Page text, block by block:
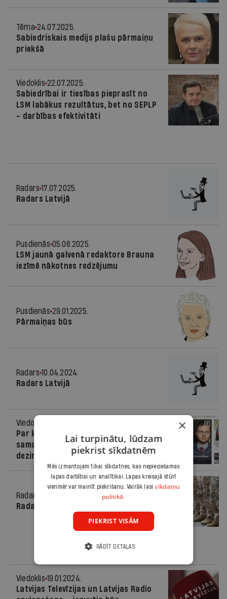
Tēma 24.07.2025.
Sabiedriskais medijs plašu pārmaiņu
priekšā
Viedoklis 22.07.2025.
Sabiedrībai ir tiesības pieprasīt no
LSM labākus rezultātus, bet no SEPLP
- darbības efektivitāti
Radars 17.07.2025.
Radars Latvijā
Pusdienās 05.06.2025.
LSM jaunā galvenā redaktore Brauna
iezīmē nākotnes redzējumu
Pusdienās 29.01.2025.
Pārmaiņas būs
Radars 10.04.2024.
Radars Latvijā
Viedoklis
Par krievu valodas satura
samazināšanu sabiedriskajos medijos
dezinformācijas kara apstākļos
Radars
Radars Latvijā
Viedoklis 19.01.2024.
Latvijas Televīzijas un Latvijas Radio
×
Lai turpinātu, lūdzam
piekrist sīkdatnēm
Mēs izmantojam tikai sīkdatnes, kas nepieciešamas
lapas darbībai un analītikai. Lapas kreisajā stūrī
vienmēr var mainīt piekrišanu. Vairāk lasisīkdatņu
politikā.
PIEKRIST VISĀM
RĀDĪT DETAĻAS